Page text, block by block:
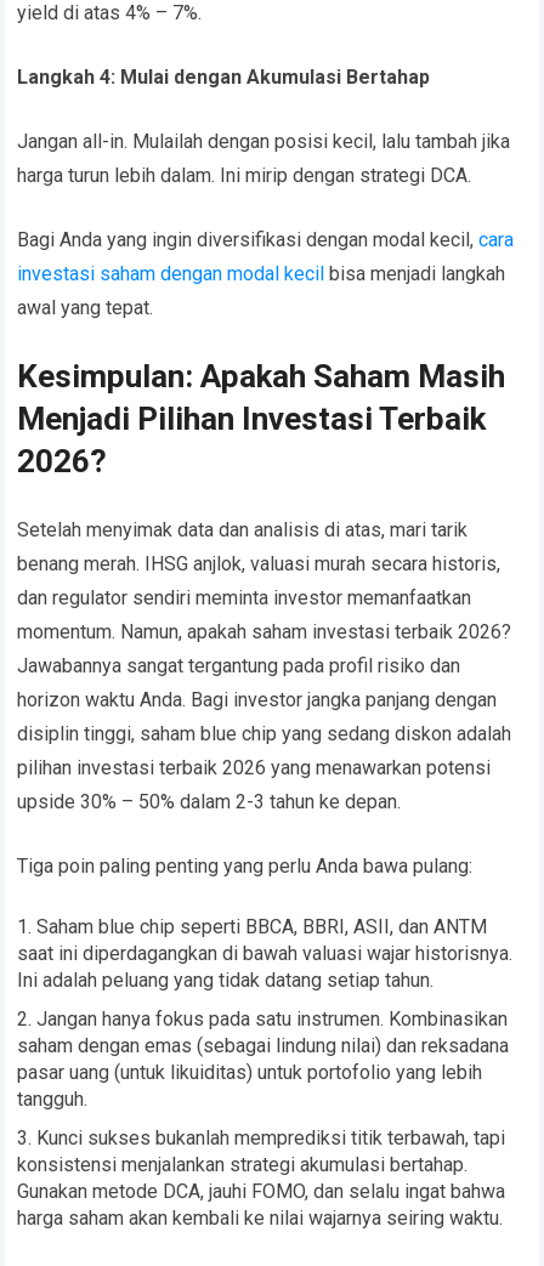
yield di atas 4% – 7%.
Langkah 4: Mulai dengan Akumulasi Bertahap
Jangan all-in. Mulailah dengan posisi kecil, lalu tambah jika
harga turun lebih dalam. Ini mirip dengan strategi DCA.
Bagi Anda yang ingin diversifikasi dengan modal kecil,cara
investasi saham dengan modal kecil bisa menjadi langkah
awal yang tepat.
Kesimpulan: Apakah Saham Masih
Menjadi Pilihan Investasi Terbaik
2026?
Setelah menyimak data dan analisis di atas, mari tarik
benang merah. IHSG anjlok, valuasi murah secara historis,
dan regulator sendiri meminta investor memanfaatkan
momentum. Namun, apakah saham investasi terbaik 2026?
Jawabannya sangat tergantung pada profil risiko dan
horizon waktu Anda. Bagi investor jangka panjang dengan
disiplin tinggi, saham blue chip yang sedang diskon adalah
pilihan investasi terbaik 2026 yang menawarkan potensi
upside 30% – 50% dalam 2-3 tahun ke depan.
Tiga poin paling penting yang perlu Anda bawa pulang:
Saham blue chip seperti BBCA, BBRI, ASII, dan ANTM
saat ini diperdagangkan di bawah valuasi wajar historisnya.
Ini adalah peluang yang tidak datang setiap tahun.
Jangan hanya fokus pada satu instrumen. Kombinasikan
saham dengan emas (sebagai lindung nilai) dan reksadana
pasar uang (untuk likuiditas) untuk portofolio yang lebih
tangguh.
Kunci sukses bukanlah memprediksi titik terbawah, tapi
konsistensi menjalankan strategi akumulasi bertahap.
Gunakan metode DCA, jauhi FOMO, dan selalu ingat bahwa
harga saham akan kembali ke nilai wajarnya seiring waktu.